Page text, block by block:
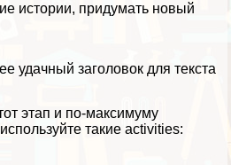
истории, придумать новый
удачный заголовок для текста
этап и по-максимуму
такие activities: